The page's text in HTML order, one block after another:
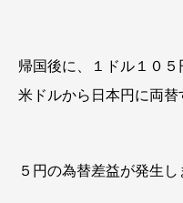
帰国後に、１ドル１０
米ドルから日本円に両替
５円の為替差益が発生し